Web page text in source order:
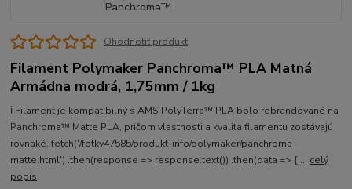
Ohodnotiť produkt
Filament Polymaker Panchroma™ PLA Matná
Armádna modrá, 1,75mm / 1kg
ℹ️ Filament je kompatibilný s AMS PolyTerra™ PLA bolo rebrandované na
Panchroma™ Matte PLA, pričom vlastnosti a kvalita filamentu zostávajú
rovnaké. fetch('/fotky47585/produkt-info/polymaker/panchroma-
matte.html') .then(response => response.text()) .then(data => { ... celý
popis